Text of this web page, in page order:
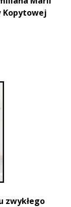
Kopytowej
zwykłego